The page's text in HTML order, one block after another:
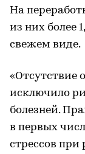
На
из них более
свежем виде.
«Отсутствие
исключило
болезней.
в первых
стрессов при